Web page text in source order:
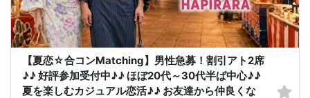
【夏恋☆合コンMatching】男性急募！割引アト2席
♪♪ 好評参加受付中♪♪ ほぼ20代～30代半ば中心♪♪
夏を楽しむカジュアル恋活♪♪ お友達から仲良くな